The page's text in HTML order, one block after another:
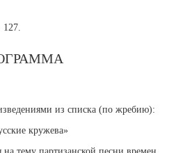
из списка (по жребию):
кружева»